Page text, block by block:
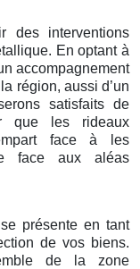
des interventions
En optant à
accompagnement
région, aussi d’un
satisfaits de
que les rideaux
face à les
face aux aléas
présente en tant
de vos biens.
de la zone